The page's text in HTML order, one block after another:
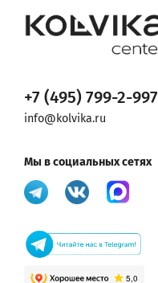
+7 (495) 799-2-997
info@kolvika.ru
Мы в социальных сетях